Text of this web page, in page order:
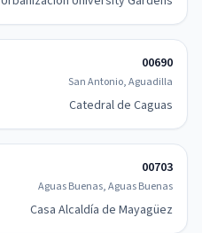
00690
San Antonio, Aguadilla
Catedral de Caguas
00703
Aguas Buenas, Aguas Buenas
Casa Alcaldía de Mayagüez